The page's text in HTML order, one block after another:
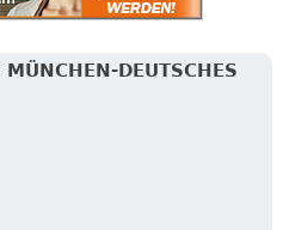
DEUTSCHES